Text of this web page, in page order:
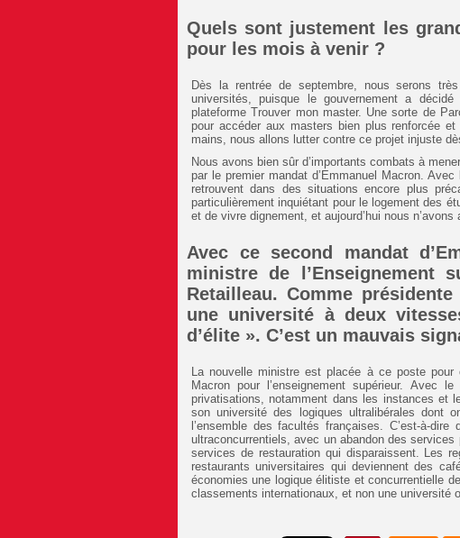
Quels sont justement les
pour les mois à venir ?
Dès la rentrée de septembre, nous serons
universités, puisque le gouvernement a
plateforme Trouver mon master. Une sorte de
pour accéder aux masters bien plus renforcée
mains, nous allons lutter contre ce projet injuste
Nous avons bien sûr d’importants combats à
par le premier mandat d’Emmanuel Macron.
retrouvent dans des situations encore plus
particulièrement inquiétant pour le logement des
et de vivre dignement, et aujourd’hui nous
Avec ce second mandat
ministre de l’Enseignement
Retailleau. Comme
une université à deux
d’élite ». C’est un mauvais
La nouvelle ministre est placée à ce poste pour
Macron pour l’enseignement supérieur. Avec
privatisations, notamment dans les instances et
son université des logiques ultralibérales dont
l’ensemble des facultés françaises. C’est-à-
ultraconcurrentiels, avec un abandon des
services de restauration qui disparaissent. Les
restaurants universitaires qui deviennent des
économies une logique élitiste et concurrentielle
classements internationaux, et non une université